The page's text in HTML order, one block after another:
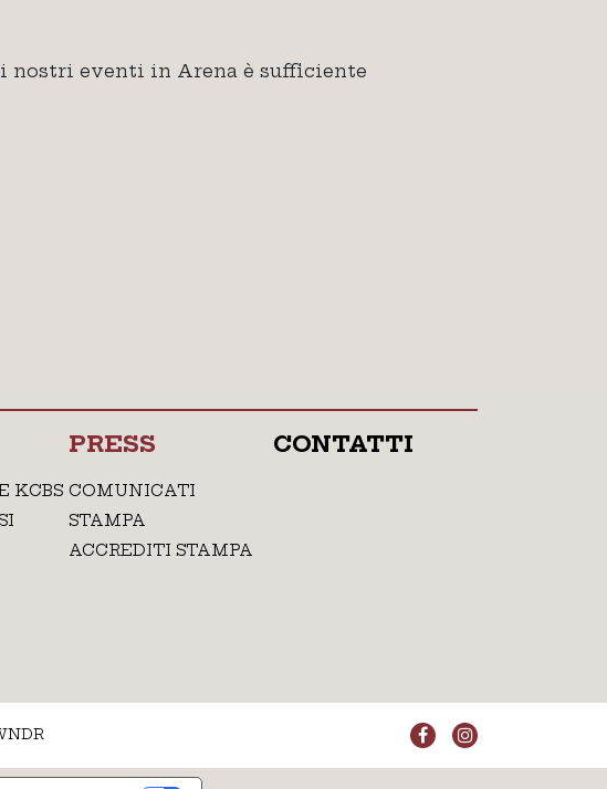
nostri eventi in Arena è sufficiente
KCBS
PRESS
COMUNICATI
STAMPA
ACCREDITI STAMPA
CONTATTI